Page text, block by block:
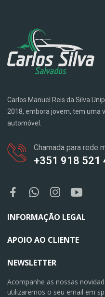
Carlos Manuel Reis da Silva
2018, embora jovem, tem uma
automóvel.
Chamada para rede
+351 918 521
INFORMAÇÃO LEGAL
APOIO AO CLIENTE
NEWSLETTER
Acompanhe as nossas
utilizaremos o seu email em